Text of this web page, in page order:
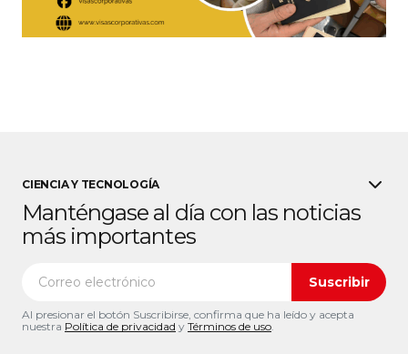
CIENCIA Y TECNOLOGÍA
Manténgase al día con las noticias
más importantes
Suscribir
Al presionar el botón Suscribirse, confirma que ha leído y acepta
nuestra Política de privacidad y Términos de uso.